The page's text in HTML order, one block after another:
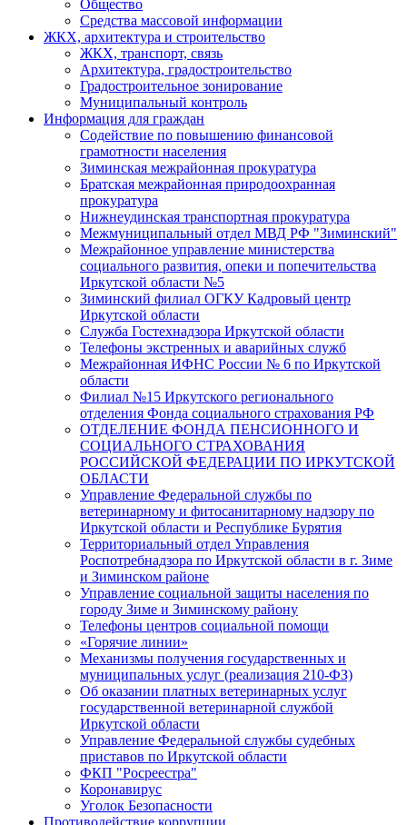
Общество
Средства массовой информации
ЖКХ, архитектура и строительство
ЖКХ, транспорт, связь
Архитектура, градостроительство
Градостроительное зонирование
Муниципальный контроль
Информация для граждан
Содействие по повышению финансовой
грамотности населения
Зиминская межрайонная прокуратура
Братская межрайонная природоохранная
прокуратура
Нижнеудинская транспортная прокуратура
Межмуниципальный отдел МВД РФ "Зиминский"
Межрайонное управление министерства
социального развития, опеки и попечительства
Иркутской области №5
Зиминский филиал ОГКУ Кадровый центр
Иркутской области
Служба Гостехнадзора Иркутской области
Телефоны экстренных и аварийных служб
Межрайонная ИФНС России № 6 по Иркутской
области
Филиал №15 Иркутского регионального
отделения Фонда социального страхования РФ
ОТДЕЛЕНИЕ ФОНДА ПЕНСИОННОГО И
СОЦИАЛЬНОГО СТРАХОВАНИЯ
РОССИЙСКОЙ ФЕДЕРАЦИИ ПО ИРКУТСКОЙ
ОБЛАСТИ
Управление Федеральной службы по
ветеринарному и фитосанитарному надзору по
Иркутской области и Республике Бурятия
Территориальный отдел Управления
Роспотребнадзора по Иркутской области в г. Зиме
и Зиминском районе
Управление социальной защиты населения по
городу Зиме и Зиминскому району
Телефоны центров социальной помощи
«Горячие линии»
Механизмы получения государственных и
муниципальных услуг (реализация 210-ФЗ)
Об оказании платных ветеринарных услуг
государственной ветеринарной службой
Иркутской области
Управление Федеральной службы судебных
приставов по Иркутской области
ФКП "Росреестра"
Коронавирус
Уголок Безопасности
Противодействие коррупции